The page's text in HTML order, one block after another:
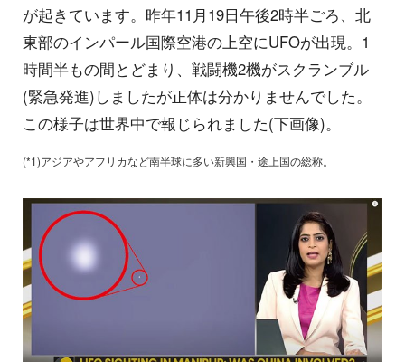
が起きています。昨年11月19日午後2時半ごろ、北
東部のインパール国際空港の上空にUFOが出現。1
時間半もの間とどまり、戦闘機2機がスクランブル
(緊急発進)しましたが正体は分かりませんでした。
この様子は世界中で報じられました(下画像)。
(*1)アジアやアフリカなど南半球に多い新興国・途上国の総称。